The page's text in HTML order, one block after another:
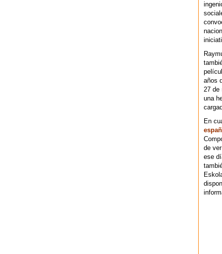
años
27 de
una
En
de
ese